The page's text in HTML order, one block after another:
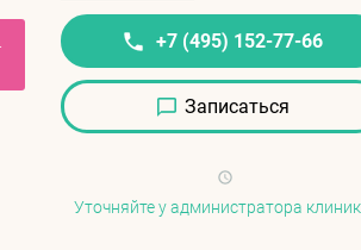
+7 (495) 152-77-66
Записаться
Уточняйте у администратора